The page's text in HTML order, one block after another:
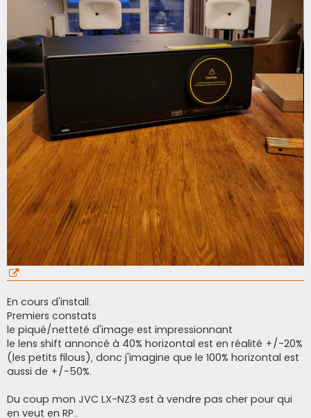
En cours d'install.
Premiers constats
le piqué/netteté d'image est impressionnant
le lens shift annoncé à 40% horizontal est en réalité +/-20%
(les petits filous), donc j'imagine que le 100% horizontal est
aussi de +/-50%.
Du coup mon JVC LX-NZ3 est à vendre pas cher pour qui
en veut en RP..